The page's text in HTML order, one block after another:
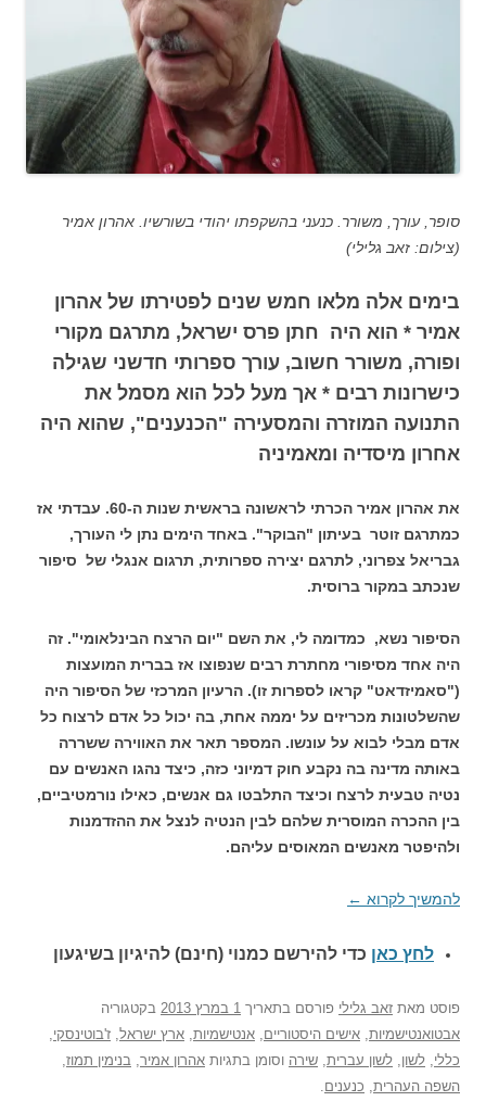
סופר, עורך, משורר. כנעני בהשקפתו יהודי בשורשיו. אהרון אמיר
(צילום: זאב גלילי)
בימים אלה מלאו חמש שנים לפטירתו של אהרון
אמיר * הוא היה חתן פרס ישראל, מתרגם מקורי
ופורה, משורר חשוב, עורך ספרותי חדשני שגילה
כישרונות רבים * אך מעל לכל הוא מסמל את
התנועה המוזרה והמסעירה "הכנענים", שהוא היה
אחרון מיסדיה ומאמיניה
את אהרון אמיר הכרתי לראשונה בראשית שנות ה-60. עבדתי אז
כמתרגם זוטר בעיתון "הבוקר". באחד הימים נתן לי העורך,
גבריאל צפרוני, לתרגם יצירה ספרותית, תרגום אנגלי של סיפור
שנכתב במקור ברוסית.
הסיפור נשא, כמדומה לי, את השם "יום הרצח הבינלאומי". זה
היה אחד מסיפורי מחתרת רבים שנפוצו אז בברית המועצות
("סאמיזדאט" קראו לספרות זו). הרעיון המרכזי של הסיפור היה
שהשלטונות מכריזים על יממה אחת, בה יכול כל אדם לרצוח כל
אדם מבלי לבוא על עונשו. המספר תאר את האווירה ששררה
באותה מדינה בה נקבע חוק דמיוני כזה, כיצד נהגו האנשים עם
נטיה טבעית לרצח וכיצד התלבטו גם אנשים, כאילו נורמטיביים,
בין ההכרה המוסרית שלהם לבין הנטיה לנצל את ההזדמנות
ולהיפטר מאנשים המאוסים עליהם.
להמשיך לקרוא ←
לחץ כאן כדי להירשם כמנוי (חינם) להיגיון בשיגעון
פוסט מאת זאב גלילי פורסם בתאריך 1 במרץ 2013
בקטגוריה
אבטואנטישמיות אישים היסטוריים אנטישמיות ארץ ישראל ז'בוטינסקי
כללי לשון לשון עברית שירה וסומן בתגיות אהרון אמיר בנימין תמוז
השפה העהרית כנענים